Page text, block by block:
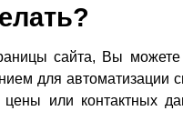
сайта, Вы
для автоматизации
или контактных